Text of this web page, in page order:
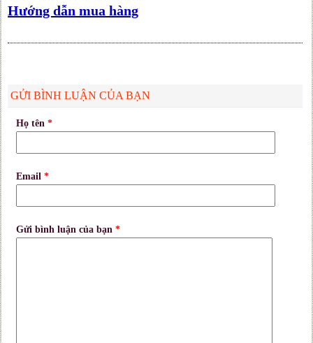
Hướng dẫn mua hàng
GỬI BÌNH LUẬN CỦA BẠN
Họ tên*
Email*
Gửi bình luận của bạn*